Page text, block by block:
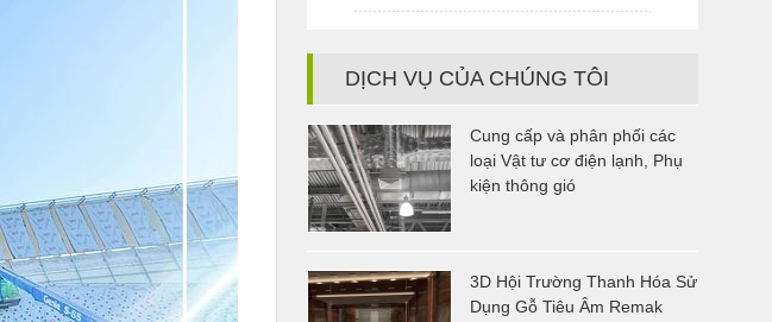
DỊCH VỤ CỦA CHÚNG TÔI
Cung cấp và phân phối các
loại Vật tư cơ điện lạnh, Phụ
kiện thông gió
3D Hội Trường Thanh Hóa Sử
Dụng Gỗ Tiêu Âm Remak